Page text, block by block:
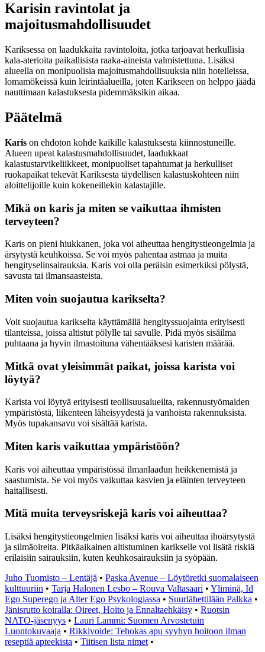
Karisin ravintolat ja
majoitusmahdollisuudet
Kariksessa on laadukkaita ravintoloita, jotka tarjoavat herkullisia
kala-aterioita paikallisista raaka-aineista valmistettuna. Lisäksi
alueella on monipuolisia majoitusmahdollisuuksia niin hotelleissa,
lomamökeissä kuin leirintäalueilla, joten Karikseen on helppo jäädä
nauttimaan kalastuksesta pidemmäksikin aikaa.
Päätelmä
Karis on ehdoton kohde kaikille kalastuksesta kiinnostuneille.
Alueen upeat kalastusmahdollisuudet, laadukkaat
kalastustarvikeliikkeet, monipuoliset tapahtumat ja herkulliset
ruokapaikat tekevät Kariksesta täydellisen kalastuskohteen niin
aloittelijoille kuin kokeneillekin kalastajille.
Mikä on karis ja miten se vaikuttaa ihmisten
terveyteen?
Karis on pieni hiukkanen, joka voi aiheuttaa hengitystieongelmia ja
ärsytystä keuhkoissa. Se voi myös pahentaa astmaa ja muita
hengityselinsairauksia. Karis voi olla peräisin esimerkiksi pölystä,
savusta tai ilmansaasteista.
Miten voin suojautua karikselta?
Voit suojautua karikselta käyttämällä hengityssuojainta erityisesti
tilanteissa, joissa altistut pölylle tai savulle. Pidä myös sisäilma
puhtaana ja hyvin ilmastoituna vähentääksesi karisten määrää.
Mitkä ovat yleisimmät paikat, joissa karista voi
löytyä?
Karista voi löytyä erityisesti teollisuusalueilta, rakennustyömaiden
ympäristöstä, liikenteen läheisyydestä ja vanhoista rakennuksista.
Myös tupakansavu voi sisältää karista.
Miten karis vaikuttaa ympäristöön?
Karis voi aiheuttaa ympäristössä ilmanlaadun heikkenemistä ja
saastumista. Se voi myös vaikuttaa kasvien ja eläinten terveyteen
haitallisesti.
Mitä muita terveysriskejä karis voi aiheuttaa?
Lisäksi hengitystieongelmien lisäksi karis voi aiheuttaa ihoärsytystä
ja silmäoireita. Pitkäaikainen altistuminen karikselle voi lisätä riskiä
erilaisiin sairauksiin, kuten keuhkosairauksiin ja syöpään.
Juho Tuomisto – Lentäjä • Paska Avenue – Löytöretki suomalaiseen
kulttuuriin • Tarja Halonen Lesbo – Rouva Valtasaari • Yliminä, Id
Ego Superego ja Alter Ego Psykologiassa • Suurlähettilään Palkka •
Jänisrutto koiralla: Oireet, Hoito ja Ennaltaehkäisy • Ruotsin
NATO-jäsenyys • Lauri Lammi: Suomen Arvostetuin
Luontokuvaaja • Rikkivoide: Tehokas apu syyhyn hoitoon ilman
reseptiä apteekista • Tiitisen lista nimet •